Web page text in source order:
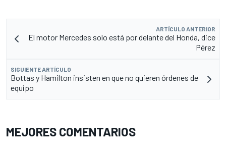
ARTÍCULO ANTERIOR
El motor Mercedes solo está por delante del Honda, dice
Pérez
SIGUIENTE ARTÍCULO
Bottas y Hamilton insisten en que no quieren órdenes de
equipo
MEJORES COMENTARIOS